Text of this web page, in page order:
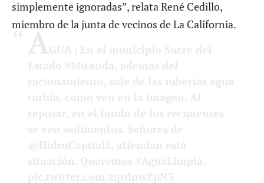
simplemente ignoradas”, relata René Cedillo,
miembro de la junta de vecinos de La California.